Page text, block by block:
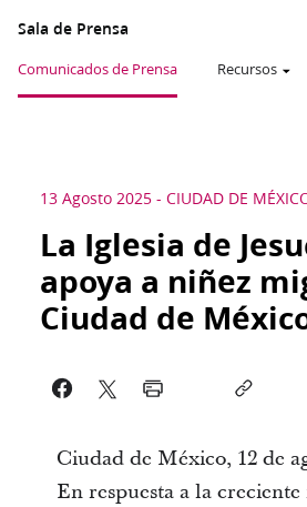
Sala de Prensa
Comunicados de Prensa Recursos
13 Agosto 2025 - CIUDAD DE
La Iglesia de
apoya a niñez
Ciudad de
Ciudad de México, 12 de
En respuesta a la creciente